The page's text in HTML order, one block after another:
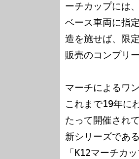
ーチカップには、
ベース車両に指
造を施せば、限定
販売のコンプリ
マーチによるワ
これまで19年に
たって開催され
新シリーズである
「K12マーチカ